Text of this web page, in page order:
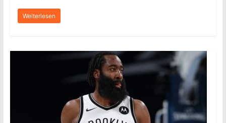
Weiterlesen